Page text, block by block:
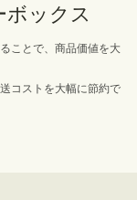
ボックス
ことで、商品価値を大
コストを大幅に節約で